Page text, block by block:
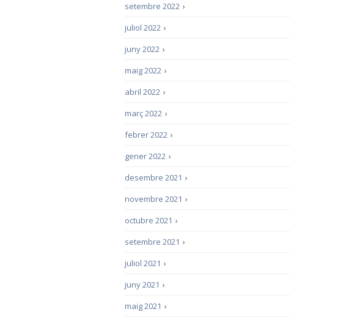
›
setembre 2022
›
juliol 2022
›
juny 2022
›
maig 2022
›
abril 2022
›
març 2022
›
febrer 2022
›
gener 2022
›
desembre 2021
›
novembre 2021
›
octubre 2021
›
setembre 2021
›
juliol 2021
›
juny 2021
›
maig 2021